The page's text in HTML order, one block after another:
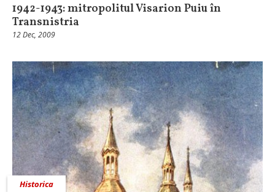
1942-1943: mitropolitul Visarion Puiu în
Transnistria
12 Dec, 2009
Historica